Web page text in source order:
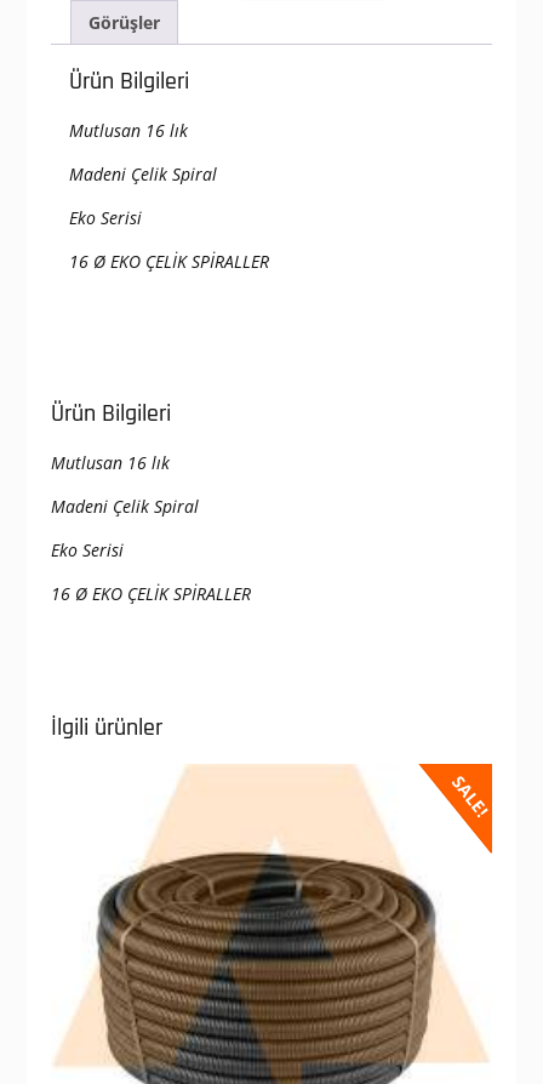
Görüşler
Ürün Bilgileri
Mutlusan 16 lık
Madeni Çelik Spiral
Eko Serisi
16 Ø EKO ÇELİK SPİRALLER
Ürün Bilgileri
Mutlusan 16 lık
Madeni Çelik Spiral
Eko Serisi
16 Ø EKO ÇELİK SPİRALLER
İlgili ürünler
SALE!